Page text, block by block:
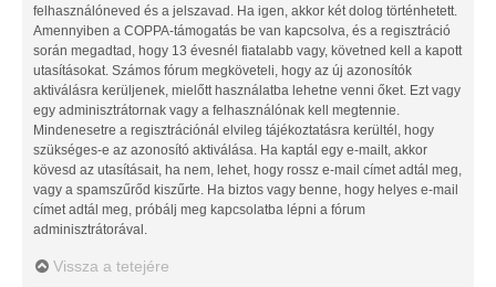
felhasználóneved és a jelszavad. Ha igen, akkor két dolog történhetett.
Amennyiben a COPPA-támogatás be van kapcsolva, és a regisztráció
során megadtad, hogy 13 évesnél fiatalabb vagy, követned kell a kapott
utasításokat. Számos fórum megköveteli, hogy az új azonosítók
aktiválásra kerüljenek, mielőtt használatba lehetne venni őket. Ezt vagy
egy adminisztrátornak vagy a felhasználónak kell megtennie.
Mindenesetre a regisztrációnál elvileg tájékoztatásra kerültél, hogy
szükséges-e az azonosító aktiválása. Ha kaptál egy e-mailt, akkor
kövesd az utasításait, ha nem, lehet, hogy rossz e-mail címet adtál meg,
vagy a spamszűrőd kiszűrte. Ha biztos vagy benne, hogy helyes e-mail
címet adtál meg, próbálj meg kapcsolatba lépni a fórum
adminisztrátorával.
Vissza a tetejére